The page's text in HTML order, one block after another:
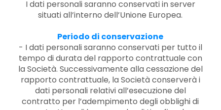
I dati personali saranno conservati in server
situati all’interno dell’Unione Europea.
Periodo di conservazione
- I dati personali saranno conservati per tutto il
tempo di durata del rapporto contrattuale con
la Società. Successivamente alla cessazione del
rapporto contrattuale, la Società conserverà i
dati personali relativi all’esecuzione del
contratto per l’adempimento degli obblighi di